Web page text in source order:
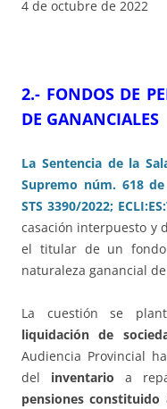
4 de octubre de 2022
2.- FONDOS DE
DE GANANCIALES
La Sentencia de la
Supremo núm. 618
STS 3390/2022;
casación interpuesto y
el titular de un
naturaleza ganancial
La cuestión se
liquidación de
Audiencia Provincial
del inventario a
pensiones